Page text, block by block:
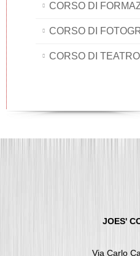
CORSO DI
CORSO DI
CORSO DI
JOES'
Via Carlo